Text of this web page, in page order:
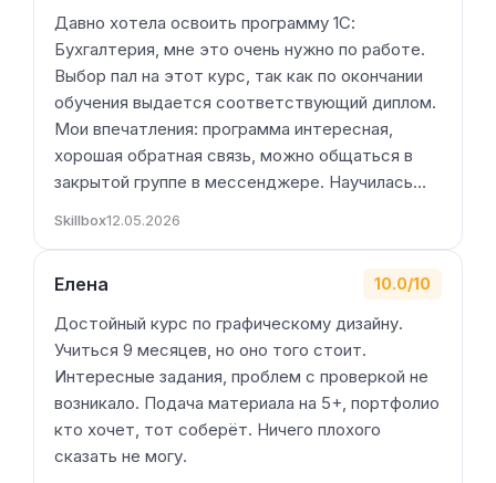
Давно хотела освоить программу 1С:
Бухгалтерия, мне это очень нужно по работе.
Выбор пал на этот курс, так как по окончании
обучения выдается соответствующий диплом.
Мои впечатления: программа интересная,
хорошая обратная связь, можно общаться в
закрытой группе в мессенджере. Научилась…
Skillbox12.05.2026
Елена 10.0/10
Достойный курс по графическому дизайну.
Учиться 9 месяцев, но оно того стоит.
Интересные задания, проблем с проверкой не
возникало. Подача материала на 5+, портфолио
кто хочет, тот соберёт. Ничего плохого
сказать не могу.